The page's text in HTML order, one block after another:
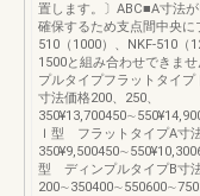
置します。〕ABC■A寸法
確保するため支点間中央
510（1000）、NKF-510（
1500と組み合わせできま
プルタイプフラットタイ
寸法価格200、250、
Ｉ型 フラットタイプA寸
型 ディンプルタイプB寸